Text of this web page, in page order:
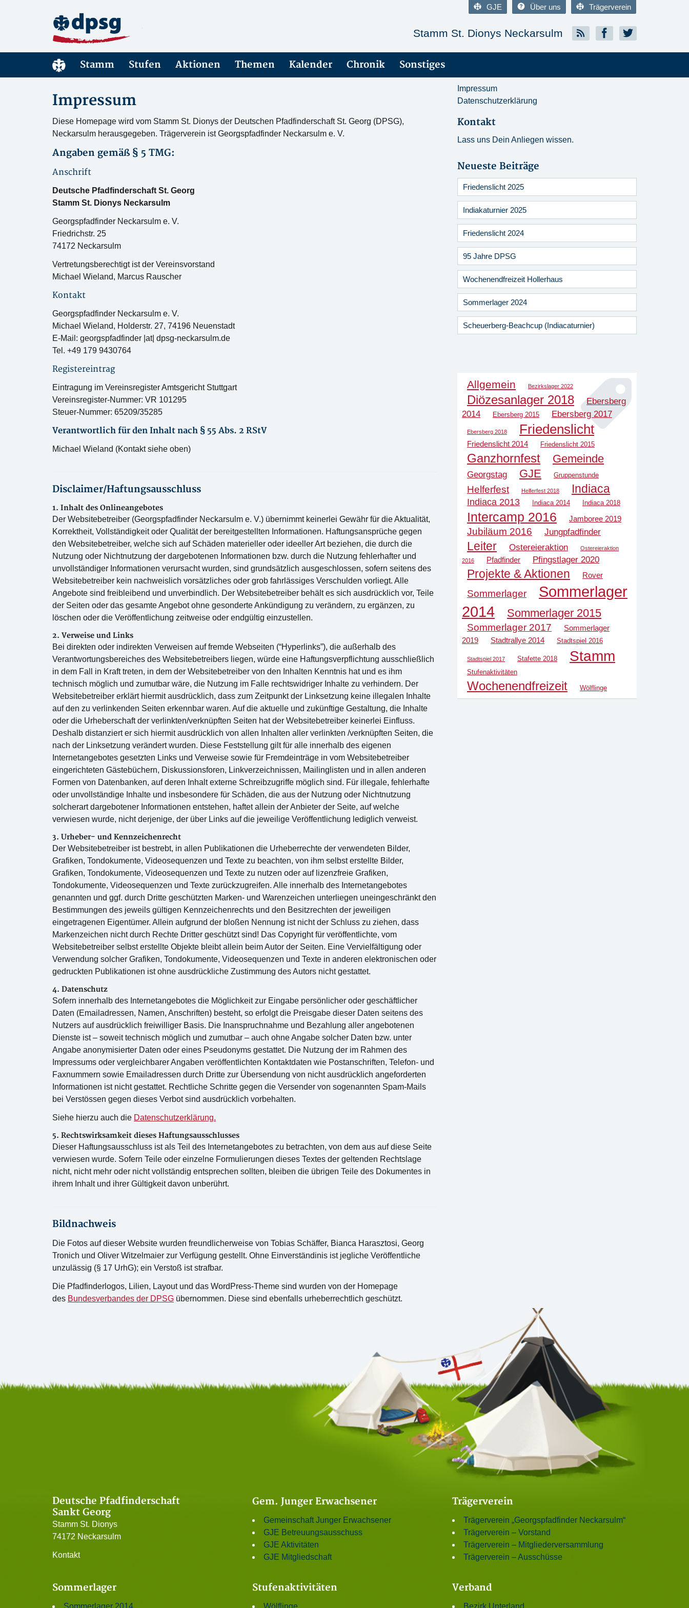
GJE Über uns Trägerverein
Stamm St. Dionys Neckarsulm
Stamm Stufen Aktionen Themen Kalender Chronik Sonstiges
Impressum
Diese Homepage wird vom Stamm St. Dionys der Deutschen Pfadfinderschaft St. Georg (DPSG),
Neckarsulm herausgegeben. Trägerverein ist Georgspfadfinder Neckarsulm e. V.
Angaben gemäß § 5 TMG:
Anschrift
Deutsche Pfadfinderschaft St. Georg
Stamm St. Dionys Neckarsulm
Georgspfadfinder Neckarsulm e. V.
Friedrichstr. 25
74172 Neckarsulm
Vertretungsberechtigt ist der Vereinsvorstand
Michael Wieland, Marcus Rauscher
Kontakt
Georgspfadfinder Neckarsulm e. V.
Michael Wieland, Holderstr. 27, 74196 Neuenstadt
E-Mail: georgspfadfinder |at| dpsg-neckarsulm.de
Tel. +49 179 9430764
Registereintrag
Eintragung im Vereinsregister Amtsgericht Stuttgart
Vereinsregister-Nummer: VR 101295
Steuer-Nummer: 65209/35285
Verantwortlich für den Inhalt nach § 55 Abs. 2 RStV
Michael Wieland (Kontakt siehe oben)
Disclaimer/Haftungsausschluss
1. Inhalt des Onlineangebotes
Der Websitebetreiber (Georgspfadfinder Neckarsulm e. V.) übernimmt keinerlei Gewähr für die Aktualität,
Korrektheit, Vollständigkeit oder Qualität der bereitgestellten Informationen. Haftungsansprüche gegen
den Websitebetreiber, welche sich auf Schäden materieller oder ideeller Art beziehen, die durch die
Nutzung oder Nichtnutzung der dargebotenen Informationen bzw. durch die Nutzung fehlerhafter und
unvollständiger Informationen verursacht wurden, sind grundsätzlich ausgeschlossen, sofern seitens des
Websitebetreiber kein nachweislich vorsätzliches oder grob fahrlässiges Verschulden vorliegt. Alle
Angebote sind freibleibend und unverbindlich. Der Websitebetreiber behält es sich ausdrücklich vor, Teile
der Seiten oder das gesamte Angebot ohne gesonderte Ankündigung zu verändern, zu ergänzen, zu
löschen oder die Veröffentlichung zeitweise oder endgültig einzustellen.
2. Verweise und Links
Bei direkten oder indirekten Verweisen auf fremde Webseiten (“Hyperlinks”), die außerhalb des
Verantwortungsbereiches des Websitebetreibers liegen, würde eine Haftungsverpflichtung ausschließlich
in dem Fall in Kraft treten, in dem der Websitebetreiber von den Inhalten Kenntnis hat und es ihm
technisch möglich und zumutbar wäre, die Nutzung im Falle rechtswidriger Inhalte zu verhindern. Der
Websitebetreiber erklärt hiermit ausdrücklich, dass zum Zeitpunkt der Linksetzung keine illegalen Inhalte
auf den zu verlinkenden Seiten erkennbar waren. Auf die aktuelle und zukünftige Gestaltung, die Inhalte
oder die Urheberschaft der verlinkten/verknüpften Seiten hat der Websitebetreiber keinerlei Einfluss.
Deshalb distanziert er sich hiermit ausdrücklich von allen Inhalten aller verlinkten /verknüpften Seiten, die
nach der Linksetzung verändert wurden. Diese Feststellung gilt für alle innerhalb des eigenen
Internetangebotes gesetzten Links und Verweise sowie für Fremdeinträge in vom Websitebetreiber
eingerichteten Gästebüchern, Diskussionsforen, Linkverzeichnissen, Mailinglisten und in allen anderen
Formen von Datenbanken, auf deren Inhalt externe Schreibzugriffe möglich sind. Für illegale, fehlerhafte
oder unvollständige Inhalte und insbesondere für Schäden, die aus der Nutzung oder Nichtnutzung
solcherart dargebotener Informationen entstehen, haftet allein der Anbieter der Seite, auf welche
verwiesen wurde, nicht derjenige, der über Links auf die jeweilige Veröffentlichung lediglich verweist.
3. Urheber- und Kennzeichenrecht
Der Websitebetreiber ist bestrebt, in allen Publikationen die Urheberrechte der verwendeten Bilder,
Grafiken, Tondokumente, Videosequenzen und Texte zu beachten, von ihm selbst erstellte Bilder,
Grafiken, Tondokumente, Videosequenzen und Texte zu nutzen oder auf lizenzfreie Grafiken,
Tondokumente, Videosequenzen und Texte zurückzugreifen. Alle innerhalb des Internetangebotes
genannten und ggf. durch Dritte geschützten Marken- und Warenzeichen unterliegen uneingeschränkt den
Bestimmungen des jeweils gültigen Kennzeichenrechts und den Besitzrechten der jeweiligen
eingetragenen Eigentümer. Allein aufgrund der bloßen Nennung ist nicht der Schluss zu ziehen, dass
Markenzeichen nicht durch Rechte Dritter geschützt sind! Das Copyright für veröffentlichte, vom
Websitebetreiber selbst erstellte Objekte bleibt allein beim Autor der Seiten. Eine Vervielfältigung oder
Verwendung solcher Grafiken, Tondokumente, Videosequenzen und Texte in anderen elektronischen oder
gedruckten Publikationen ist ohne ausdrückliche Zustimmung des Autors nicht gestattet.
4. Datenschutz
Sofern innerhalb des Internetangebotes die Möglichkeit zur Eingabe persönlicher oder geschäftlicher
Daten (Emailadressen, Namen, Anschriften) besteht, so erfolgt die Preisgabe dieser Daten seitens des
Nutzers auf ausdrücklich freiwilliger Basis. Die Inanspruchnahme und Bezahlung aller angebotenen
Dienste ist – soweit technisch möglich und zumutbar – auch ohne Angabe solcher Daten bzw. unter
Angabe anonymisierter Daten oder eines Pseudonyms gestattet. Die Nutzung der im Rahmen des
Impressums oder vergleichbarer Angaben veröffentlichten Kontaktdaten wie Postanschriften, Telefon- und
Faxnummern sowie Emailadressen durch Dritte zur Übersendung von nicht ausdrücklich angeforderten
Informationen ist nicht gestattet. Rechtliche Schritte gegen die Versender von sogenannten Spam-Mails
bei Verstössen gegen dieses Verbot sind ausdrücklich vorbehalten.
Siehe hierzu auch die Datenschutzerklärung.
5. Rechtswirksamkeit dieses Haftungsausschlusses
Dieser Haftungsausschluss ist als Teil des Internetangebotes zu betrachten, von dem aus auf diese Seite
verwiesen wurde. Sofern Teile oder einzelne Formulierungen dieses Textes der geltenden Rechtslage
nicht, nicht mehr oder nicht vollständig entsprechen sollten, bleiben die übrigen Teile des Dokumentes in
ihrem Inhalt und ihrer Gültigkeit davon unberührt.
Bildnachweis
Die Fotos auf dieser Website wurden freundlicherweise von Tobias Schäffer, Bianca Harasztosi, Georg
Tronich und Oliver Witzelmaier zur Verfügung gestellt. Ohne Einverständinis ist jegliche Veröffentliche
unzulässig (§ 17 UrhG); ein Verstoß ist strafbar.
Die Pfadfinderlogos, Lilien, Layout und das WordPress-Theme sind wurden von der Homepage
des Bundesverbandes der DPSG übernommen. Diese sind ebenfalls urheberrechtlich geschützt.
Impressum
Datenschutzerklärung
Kontakt
Lass uns Dein Anliegen wissen.
Neueste Beiträge
Friedenslicht 2025
Indiakaturnier 2025
Friedenslicht 2024
95 Jahre DPSG
Wochenendfreizeit Hollerhaus
Sommerlager 2024
Scheuerberg-Beachcup (Indiacaturnier)
Allgemein Bezirkslager 2022
Diözesanlager 2018
Ebersberg
2014
Ebersberg 2015 Ebersberg 2017
Ebersberg 2018 Friedenslicht
Friedenslicht 2014 Friedenslicht 2015
Ganzhornfest Gemeinde
Georgstag GJE Gruppenstunde
Helferfest Helferfest 2018 Indiaca
Indiaca 2013 Indiaca 2014 Indiaca 2018
Intercamp 2016 Jamboree 2019
Jubiläum 2016 Jungpfadfinder
Leiter Ostereieraktion
Ostereieraktion
2016
Pfadfinder Pfingstlager 2020
Projekte & Aktionen Rover
Sommerlager
Sommerlager
2014
Sommerlager 2015
Sommerlager 2017
Sommerlager
2019
Stadtrallye 2014 Stadtspiel 2016
Stadtspiel 2017 Stafette 2018 Stamm
Stufenaktivitäten
Wochenendfreizeit Wölflinge
Deutsche Pfadfinderschaft
Sankt Georg
Stamm St. Dionys
74172 Neckarsulm
Kontakt
Gem. Junger Erwachsener
Gemeinschaft Junger Erwachsener
GJE Betreuungsausschuss
GJE Aktivitäten
GJE Mitgliedschaft
Trägerverein
Trägerverein „Georgspfadfinder Neckarsulm“
Trägerverein – Vorstand
Trägerverein – Mitgliederversammlung
Trägerverein – Ausschüsse
Sommerlager
Sommerlager 2014
Stufenaktivitäten
Wölflinge
Verband
Bezirk Unterland